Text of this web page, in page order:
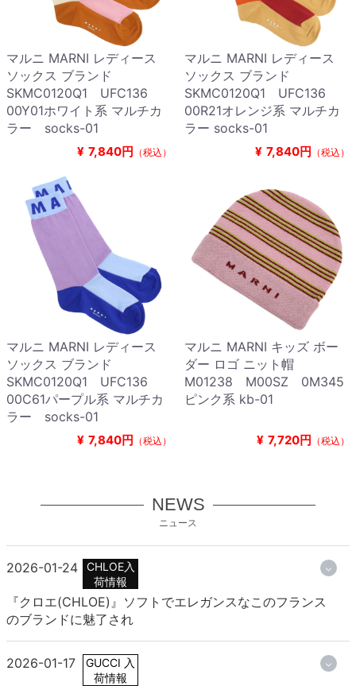
マルニ MARNI レディース
ソックス ブランド
SKMC0120Q1 UFC136
00Y01ホワイト系 マルチカ
ラー socks-01
¥ 7,840円 （税込）
マルニ MARNI レディース
ソックス ブランド
SKMC0120Q1 UFC136
00R21オレンジ系 マルチカ
ラー socks-01
¥ 7,840円 （税込）
マルニ MARNI レディース
ソックス ブランド
SKMC0120Q1 UFC136
00C61パープル系 マルチカ
ラー socks-01
¥ 7,840円 （税込）
マルニ MARNI キッズ ボー
ダー ロゴ ニット帽
M01238 M00SZ 0M345
ピンク系 kb-01
¥ 7,720円 （税込）
NEWS
ニュース
2026-01-24
CHLOE入
荷情報
『クロエ(CHLOE)』ソフトでエレガンスなこのフランス
のブランドに魅了され
2026-01-17
GUCCI 入
荷情報